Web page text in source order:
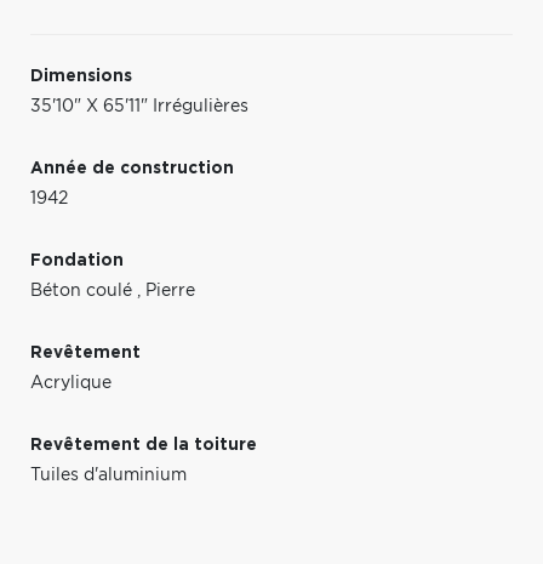
Dimensions
35'10" X 65'11" Irrégulières
Année de construction
1942
Fondation
Béton coulé , Pierre
Revêtement
Acrylique
Revêtement de la toiture
Tuiles d'aluminium